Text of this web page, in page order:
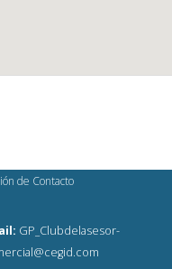
de Contacto
GP_Clubdelasesor-